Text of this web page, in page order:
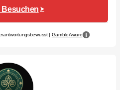
Besuchen
| GambleAware